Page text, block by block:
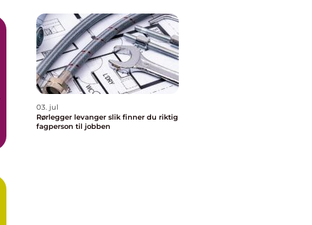
03. jul
Rørlegger levanger slik finner du riktig
fagperson til jobben